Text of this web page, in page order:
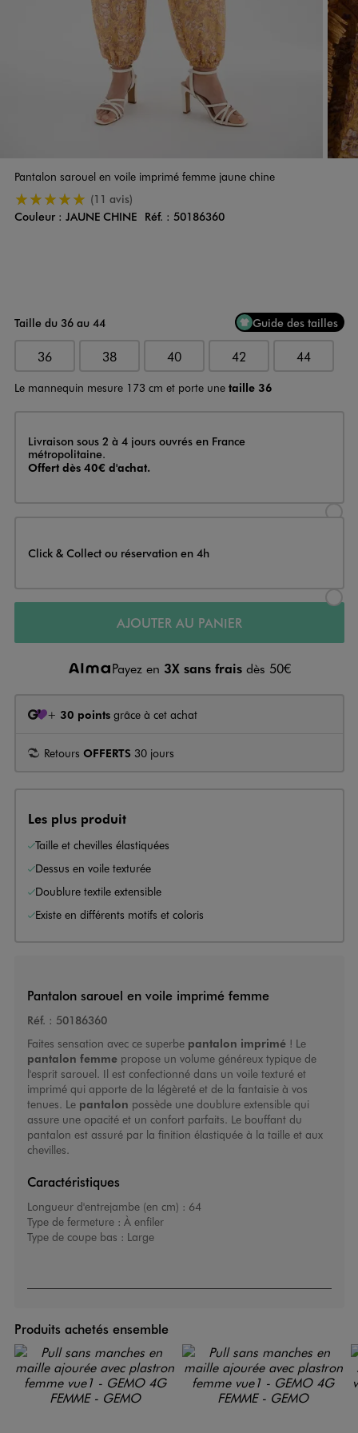
Pantalon sarouel en voile imprimé femme jaune chine
5/5 de moyenne(11 avis)
Couleur
Couleur : JAUNE CHINE Réf. : 50186360
Taille du 36 au 44 Guide des tailles
36 38 40 42 44
Le mannequin mesure 173 cm et porte une taille 36
Livraison
Livraison sous 2 à 4 jours ouvrés en France
métropolitaine.
Offert dès 40€ d'achat.
Click & Collect ou réservation en 4h
AJOUTER AU PANIER
Payez en 3X sans frais dès 50€
+ 30 points grâce à cet achat
Retours OFFERTS 30 jours
Les plus produit
Taille et chevilles élastiquées
Dessus en voile texturée
Doublure textile extensible
Existe en différents motifs et coloris
Pantalon sarouel en voile imprimé femme
Réf. : 50186360
Faites sensation avec ce superbepantalon imprimé! Le
pantalon femmepropose un volume généreux typique de
l'esprit sarouel. Il est confectionné dans un voile texturé et
imprimé qui apporte de la légèreté et de la fantaisie à vos
tenues. Le pantalon possède une doublure extensible qui
assure une opacité et un confort parfaits. Le bouffant du
pantalon est assuré par la finition élastiquée à la taille et aux
chevilles.
Caractéristiques
Longueur d'entrejambe (en cm) : 64
Type de fermeture : À enfiler
Type de coupe bas : Large
Produits achetés ensemble